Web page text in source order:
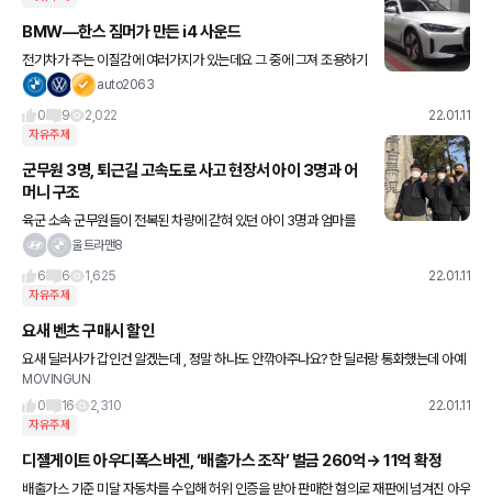
BMW—한스 짐머가 만든 i4 사운드
전기차가 주는 이질감에 여러가지가 있는데요 그 중에 그져 조용하기
만 하다는 밋밋함… 전기차는 이래야 한다는 표준..,이제 만들어 가고auto2063
0
9 2,022 22.01.11
자유주제
군무원 3명, 퇴근길 고속도로 사고 현장서 아이 3명과 어
머니 구조
육군 소속 군무원들이 전복된 차량에 갇혀 있던 아이 3명과 엄마를
구했다고 합니다. 후방에서 진입하는 차들을 향해 사고 신호를 보내
울트라맨8
6
6 1,625 22.01.11
자유주제
요새 벤츠 구매시 할인
요새 딜러사가 갑인건 알겠는데 , 정말 하나도 안깎아주나요? 한 딜러랑 통화했는데 아예
없다네요ㅋㅋ딜러서비스도 기본5종만 해준다는데. 어떤가요. 다들 그런건가요. 많은걸바
라는거 아니고 그냥 적당히받
MOVINGUN
0
16 2,310 22.01.11
자유주제
디젤게이트 아우디폭스바겐, ‘배출가스 조작’ 벌금 260억→ 11억 확정
배출가스 기준 미달 자동차를 수입해 허위 인증을 받아 판매한 혐의로 재판에 넘겨진 아우